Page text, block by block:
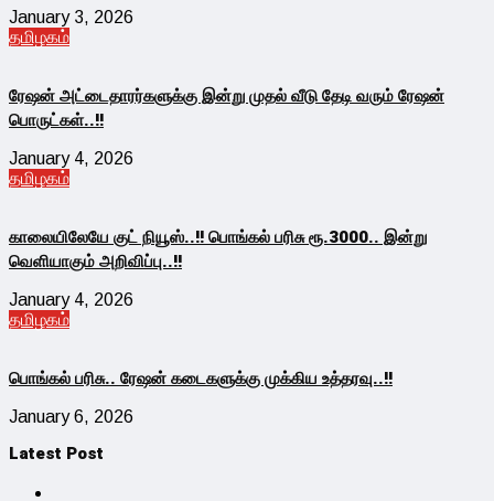
January 3, 2026
தமிழகம்
ரேஷன் அட்டைதாரர்களுக்கு இன்று முதல் வீடு தேடி வரும் ரேஷன்
பொருட்கள்..!!
January 4, 2026
தமிழகம்
காலையிலேயே குட் நியூஸ்..!! பொங்கல் பரிசு ரூ.3000.. இன்று
வெளியாகும் அறிவிப்பு..!!
January 4, 2026
தமிழகம்
பொங்கல் பரிசு.. ரேஷன் கடைகளுக்கு முக்கிய உத்தரவு..!!
January 6, 2026
Latest Post